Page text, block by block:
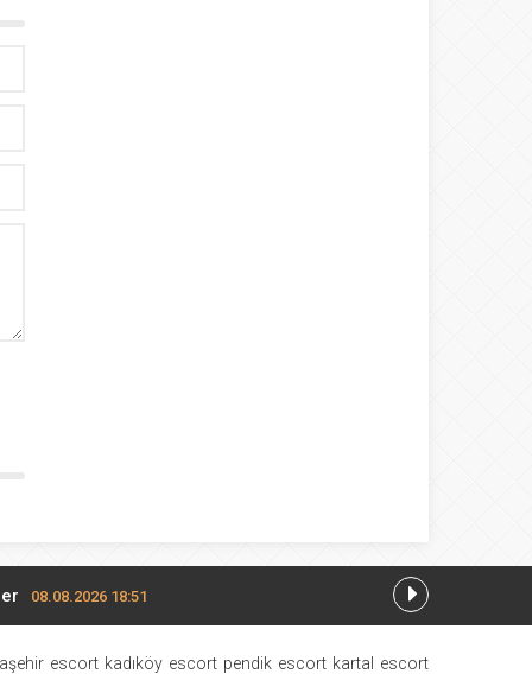
08.08.2026 18:51
Gerekenler 30.07.2026 10:51
escort kadıköy escort pendik escort kartal escort